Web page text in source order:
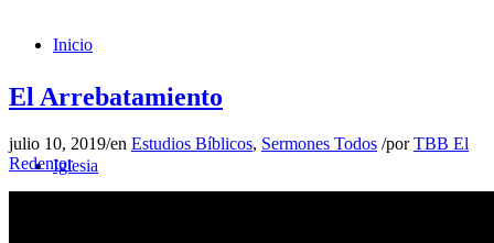
Inicio
Iglesia
El Arrebatamiento
julio 10, 2019/en Estudios Bíblicos, Sermones Todos /porTBB El
Redentor